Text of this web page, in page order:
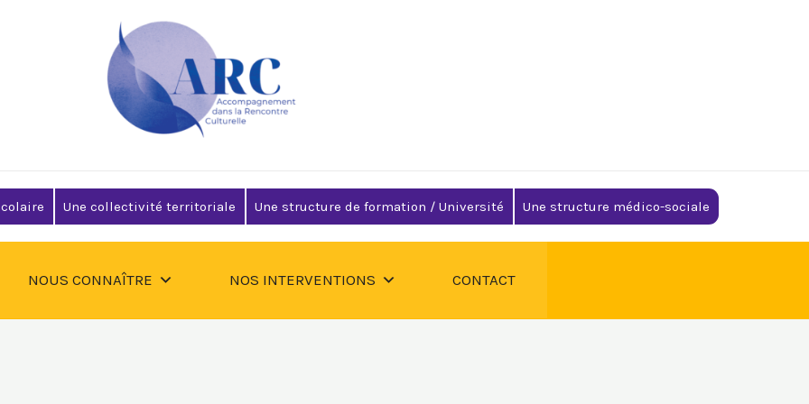
Une collectivité territoriale Une structure de formation / Université Une structure médico-sociale
NOUS CONNAÎTRE NOS INTERVENTIONS CONTACT